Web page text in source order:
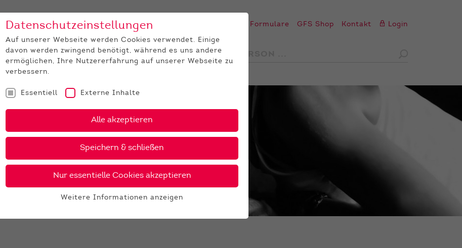
Formulare GFS Shop Kontakt Login
JUNGZÜCHTER
Datenschutzeinstellungen
Auf unserer Webseite werden Cookies verwendet. Einige
davon werden zwingend benötigt, während es uns andere
ermöglichen, Ihre Nutzererfahrung auf unserer Webseite zu
verbessern.
Essentiell Externe Inhalte
Alle akzeptieren
Speichern & schließen
Nur essentielle Cookies akzeptieren
Weitere Informationen anzeigen